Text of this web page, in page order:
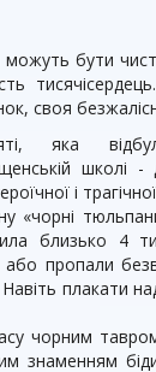
можуть бути
тисячі
своя
яка
школі
і
«чорні
близько 4
пропали
плакати
чор­ним
знаменням